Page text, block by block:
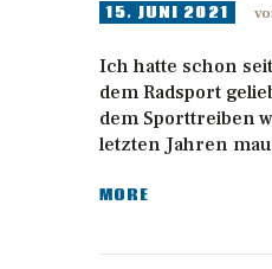
15. JUNI 2021
Ich hatte schon
dem Radsport
dem Sporttreiben
letzten Jahren
MORE